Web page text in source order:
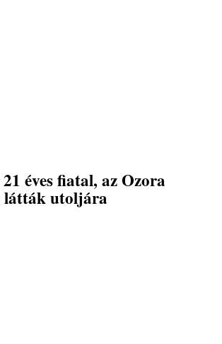
éves fiatal, az Ozora
látták utoljára